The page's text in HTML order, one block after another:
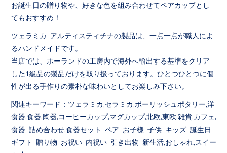
お誕生日の贈り物や、好きな色を組み合わせてペアカップとし
てもおすすめ！
ツェラミカ アルティスティチナの製品は、一点一点が職人によ
るハンドメイドです。
当店では、ポーランドの工房内で海外へ輸出する基準をクリア
した1級品の製品だけを取り扱っております。ひとつひとつに個
性が出る手作りの素朴な味わいとしてお楽しみ下さい。
関連キーワード：ツェラミカ,セラミカ,ポーリッシュポタリー,洋
食器,食器,陶器,コーヒーカップ,マグカップ,北欧,東欧,雑貨,カフェ,
食器 詰め合わせ,食器セット ペア お子様 子供 キッズ 誕生日
ギフト 贈り物 お祝い 内祝い 引き出物 新生活,おしゃれ,スイー